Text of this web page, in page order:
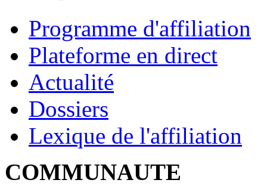
Programme d'affiliation
Plateforme en direct
Actualité
Dossiers
Lexique de l'affiliation
COMMUNAUTE